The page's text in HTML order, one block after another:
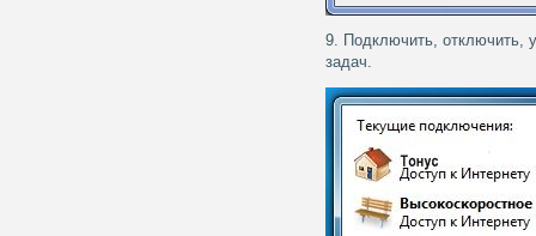
9. Подключить, отключить,
задач.